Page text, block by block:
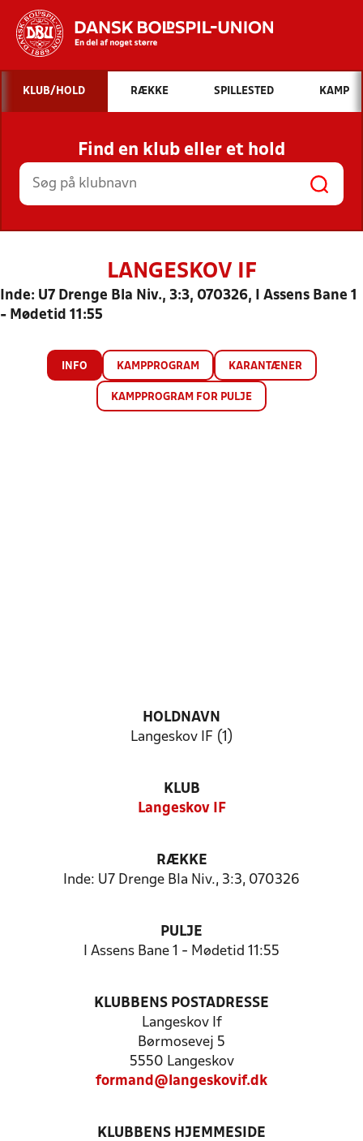
Hvad vil du søge efter?
INDHOLD OG NYHEDER
STILLINGER, RESULTATER, KLUBBER OG
HOLD
KLUB/HOLD RÆKKE SPILLESTED KAMP
Find en klub eller et hold
LANGESKOV IF
Inde: U7 Drenge Bla Niv., 3:3, 070326, I Assens Bane 1
- Mødetid 11:55
INFO KAMPPROGRAM KARANTÆNER
KAMPPROGRAM FOR PULJE
HOLDNAVN
Langeskov IF (1)
KLUB
Langeskov IF
RÆKKE
Inde: U7 Drenge Bla Niv., 3:3, 070326
PULJE
I Assens Bane 1 - Mødetid 11:55
KLUBBENS POSTADRESSE
Langeskov If
Børmosevej 5
5550 Langeskov
formand@langeskovif.dk
KLUBBENS HJEMMESIDE